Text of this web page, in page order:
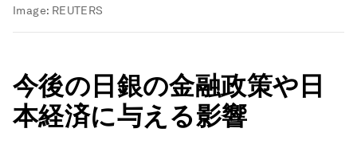
Image: REUTERS
今後の日銀の金融政策や日
本経済に与える影響